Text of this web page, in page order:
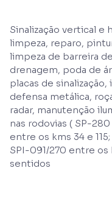
Sinalização vertical e
limpeza, reparo,
limpeza de barreira
drenagem, poda de
placas de
defensa metálica,
radar, manutenção
nas rodovias ( SP-
entre os kms 34 e
SPI-091/270 entre os
sentidos